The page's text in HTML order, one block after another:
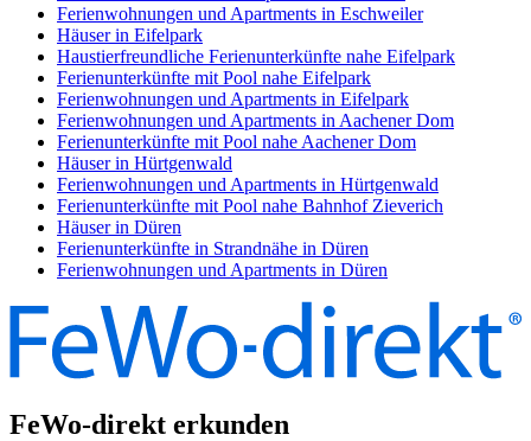
Ferienwohnungen und Apartments in Eschweiler
Häuser in Eifelpark
Haustierfreundliche Ferienunterkünfte nahe Eifelpark
Ferienunterkünfte mit Pool nahe Eifelpark
Ferienwohnungen und Apartments in Eifelpark
Ferienwohnungen und Apartments in Aachener Dom
Ferienunterkünfte mit Pool nahe Aachener Dom
Häuser in Hürtgenwald
Ferienwohnungen und Apartments in Hürtgenwald
Ferienunterkünfte mit Pool nahe Bahnhof Zieverich
Häuser in Düren
Ferienunterkünfte in Strandnähe in Düren
Ferienwohnungen und Apartments in Düren
FeWo-direkt erkunden